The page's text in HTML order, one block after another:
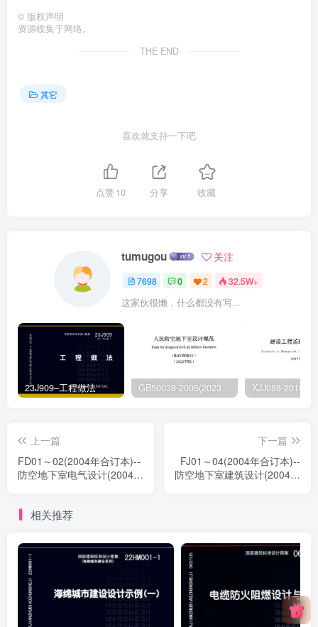
© 版权声明
资源收集于网络。
THE END
其它
喜欢就支持一下吧
点赞10 分享 收藏
tumugou 关注
7698 0 2 32.5W+
这家伙很懒，什么都没有写...
23J909–工程做法 GB50038-2005(2023版)–人民防空地下室设计规范
上一篇
FD01～02(2004年合订本)--
防空地下室电气设计(2004年
下一篇
FJ01～04(2004年合订本)--
防空地下室建筑设计(2004年
相关推荐